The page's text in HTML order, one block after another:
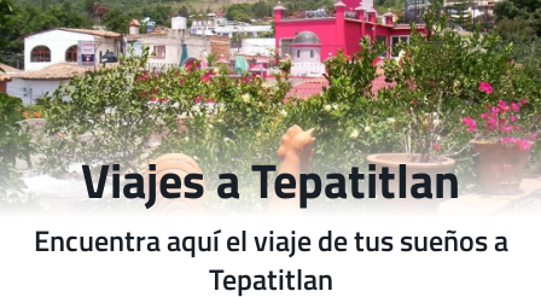
Viajes a Tepatitlan
Encuentra aquí el viaje de tus sueños a
Tepatitlan